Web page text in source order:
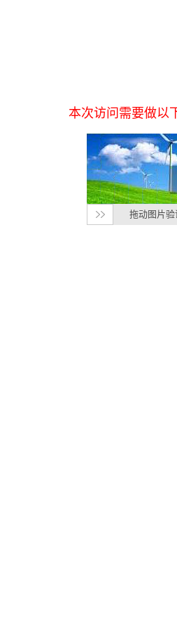
本次访问需要做以
拖动图片验